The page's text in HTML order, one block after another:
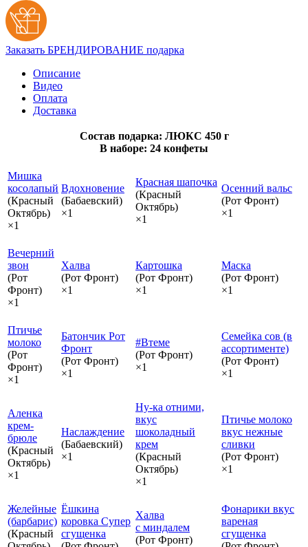
Заказать БРЕНДИРОВАНИЕ подарка
Описание
Видео
Оплата
Доставка
Состав подарка: ЛЮКС 450 г
В наборе: 24 конфеты
Мишка
косолапый
(Красный
Октябрь)
×1
Вдохновение
(Бабаевский)
×1
Красная шапочка
(Красный
Октябрь)
×1
Осенний вальс
(Рот Фронт)
×1
Вечерний
звон
(Рот
Фронт)
×1
Халва
(Рот Фронт)
×1
Картошка
(Рот Фронт)
×1
Маска
(Рот Фронт)
×1
Птичье
молоко
(Рот
Фронт)
×1
Батончик Рот
Фронт
(Рот Фронт)
×1
#Втеме
(Рот Фронт)
×1
Семейка сов (в
ассортименте)
(Рот Фронт)
×1
Аленка
крем-
брюле
(Красный
Октябрь)
×1
Наслаждение
(Бабаевский)
×1
Ну-ка отними,
вкус
шоколадный
крем
(Красный
Октябрь)
×1
Птичье молоко
вкус нежные
сливки
(Рот Фронт)
×1
Желейные
(барбарис)
(Красный
Ёшкина
коровка Супер
сгущенка
Халва
с миндалем
(Рот Фронт)
Фонарики вкус
вареная
сгущенка